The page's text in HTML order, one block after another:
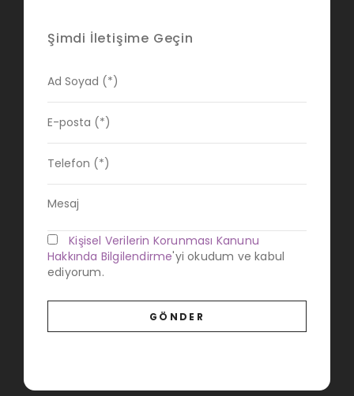
Şimdi İletişime Geçin
Kişisel Verilerin Korunması Kanunu
Hakkında Bilgilendirme'yi okudum ve kabul
ediyorum.